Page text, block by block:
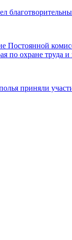
Постоянной
по охране труда
приняли